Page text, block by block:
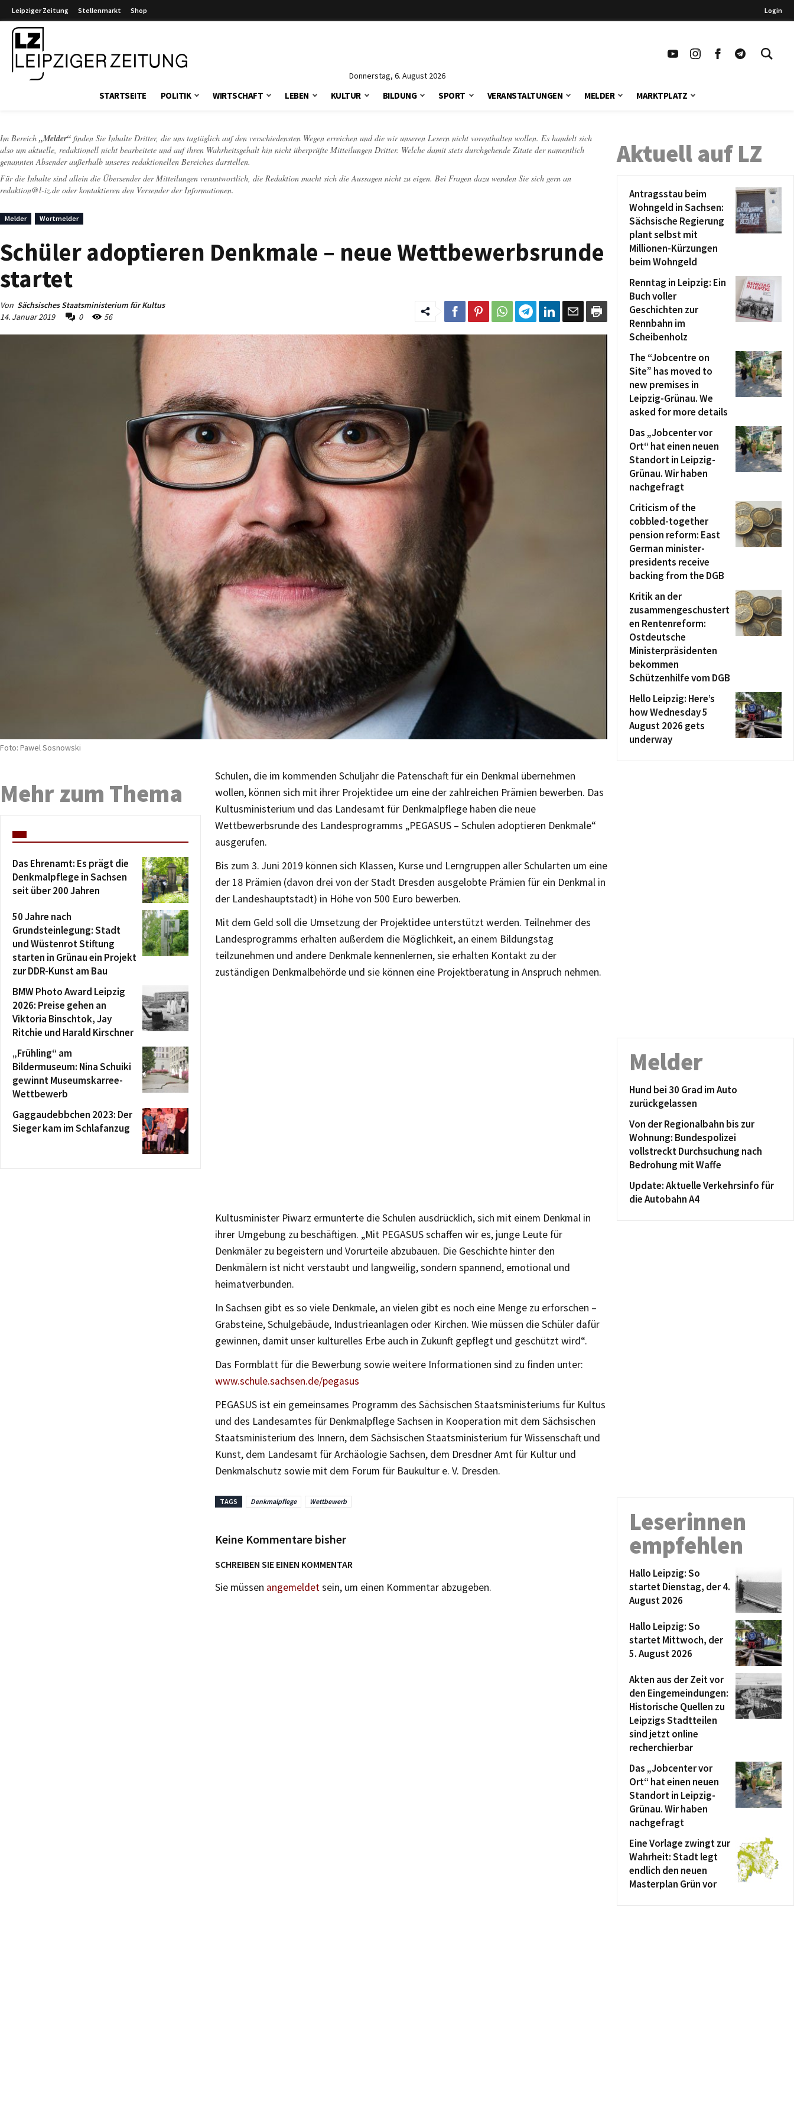
Leipziger Zeitung Stellenmarkt Shop Login
Donnerstag, 6. August 2026
STARTSEITE POLITIK WIRTSCHAFT LEBEN KULTUR BILDUNG SPORT VERANSTALTUNGEN MELDER MARKTPLATZ
Im Bereich „Melder“ finden Sie Inhalte Dritter, die uns tagtäglich auf den verschiedensten Wegen erreichen und die wir unseren Lesern nicht vorenthalten wollen. Es handelt sich
also um aktuelle, redaktionell nicht bearbeitete und auf ihren Wahrheitsgehalt hin nicht überprüfte Mitteilungen Dritter. Welche damit stets durchgehende Zitate der namentlich
genannten Absender außerhalb unseres redaktionellen Bereiches darstellen.
Für die Inhalte sind allein die Übersender der Mitteilungen verantwortlich, die Redaktion macht sich die Aussagen nicht zu eigen. Bei Fragen dazu wenden Sie sich gern an
redaktion@l-iz.de oder kontaktieren den Versender der Informationen.
Melder Wortmelder
Schüler adoptieren Denkmale – neue Wettbewerbsrunde
startet
Von Sächsisches Staatsministerium für Kultus
14. Januar 2019
0 56
Foto: Pawel Sosnowski
Schulen, die im kommenden Schuljahr die Patenschaft für ein Denkmal übernehmen
wollen, können sich mit ihrer Projektidee um eine der zahlreichen Prämien bewerben. Das
Kultusministerium und das Landesamt für Denkmalpflege haben die neue
Wettbewerbsrunde des Landesprogramms „PEGASUS – Schulen adoptieren Denkmale“
ausgerufen.
Bis zum 3. Juni 2019 können sich Klassen, Kurse und Lerngruppen aller Schularten um eine
der 18 Prämien (davon drei von der Stadt Dresden ausgelobte Prämien für ein Denkmal in
der Landeshauptstadt) in Höhe von 500 Euro bewerben.
Mit dem Geld soll die Umsetzung der Projektidee unterstützt werden. Teilnehmer des
Landesprogramms erhalten außerdem die Möglichkeit, an einem Bildungstag
teilzunehmen und andere Denkmale kennenlernen, sie erhalten Kontakt zu der
zuständigen Denkmalbehörde und sie können eine Projektberatung in Anspruch nehmen.
Kultusminister Piwarz ermunterte die Schulen ausdrücklich, sich mit einem Denkmal in
ihrer Umgebung zu beschäftigen. „Mit PEGASUS schaffen wir es, junge Leute für
Denkmäler zu begeistern und Vorurteile abzubauen. Die Geschichte hinter den
Denkmälern ist nicht verstaubt und langweilig, sondern spannend, emotional und
heimatverbunden.
In Sachsen gibt es so viele Denkmale, an vielen gibt es noch eine Menge zu erforschen –
Grabsteine, Schulgebäude, Industrieanlagen oder Kirchen. Wie müssen die Schüler dafür
gewinnen, damit unser kulturelles Erbe auch in Zukunft gepflegt und geschützt wird“.
Das Formblatt für die Bewerbung sowie weitere Informationen sind zu finden unter:
www.schule.sachsen.de/pegasus
PEGASUS ist ein gemeinsames Programm des Sächsischen Staatsministeriums für Kultus
und des Landesamtes für Denkmalpflege Sachsen in Kooperation mit dem Sächsischen
Staatsministerium des Innern, dem Sächsischen Staatsministerium für Wissenschaft und
Kunst, dem Landesamt für Archäologie Sachsen, dem Dresdner Amt für Kultur und
Denkmalschutz sowie mit dem Forum für Baukultur e. V. Dresden.
TAGS Denkmalpflege Wettbewerb
Keine Kommentare bisher
SCHREIBEN SIE EINEN KOMMENTAR
Sie müssen angemeldetsein, um einen Kommentar abzugeben.
Mehr zum Thema
Das Ehrenamt: Es prägt die
Denkmalpflege in Sachsen
seit über 200 Jahren
50 Jahre nach
Grundsteinlegung: Stadt
und Wüstenrot Stiftung
starten in Grünau ein Projekt
zur DDR-Kunst am Bau
BMW Photo Award Leipzig
2026: Preise gehen an
Viktoria Binschtok, Jay
Ritchie und Harald Kirschner
„Frühling“ am
Bildermuseum: Nina Schuiki
gewinnt Museumskarree-
Wettbewerb
Gaggaudebbchen 2023: Der
Sieger kam im Schlafanzug
Aktuell auf LZ
Antragsstau beim
Wohngeld in Sachsen:
Sächsische Regierung
plant selbst mit
Millionen-Kürzungen
beim Wohngeld
Renntag in Leipzig: Ein
Buch voller
Geschichten zur
Rennbahn im
Scheibenholz
The “Jobcentre on
Site” has moved to
new premises in
Leipzig-Grünau. We
asked for more details
Das „Jobcenter vor
Ort“ hat einen neuen
Standort in Leipzig-
Grünau. Wir haben
nachgefragt
Criticism of the
cobbled-together
pension reform: East
German minister-
presidents receive
backing from the DGB
Kritik an der
zusammengeschustert
en Rentenreform:
Ostdeutsche
Ministerpräsidenten
bekommen
Schützenhilfe vom DGB
Hello Leipzig: Here’s
how Wednesday 5
August 2026 gets
underway
Melder
Hund bei 30 Grad im Auto
zurückgelassen
Von der Regionalbahn bis zur
Wohnung: Bundespolizei
vollstreckt Durchsuchung nach
Bedrohung mit Waffe
Update: Aktuelle Verkehrsinfo für
die Autobahn A4
Leserinnen
empfehlen
Hallo Leipzig: So
startet Dienstag, der 4.
August 2026
Hallo Leipzig: So
startet Mittwoch, der
5. August 2026
Akten aus der Zeit vor
den Eingemeindungen:
Historische Quellen zu
Leipzigs Stadtteilen
sind jetzt online
recherchierbar
Das „Jobcenter vor
Ort“ hat einen neuen
Standort in Leipzig-
Grünau. Wir haben
nachgefragt
Eine Vorlage zwingt zur
Wahrheit: Stadt legt
endlich den neuen
Masterplan Grün vor